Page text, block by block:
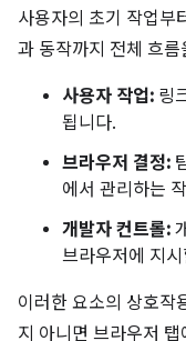
사용자의 초기 작업부
과 동작까지 전체 흐름
사용자 작업: 링
됩니다.
브라우저 결정:
에서 관리하는
개발자 컨트롤:
브라우저에 지
이러한 요소의 상호작
지 아니면 브라우저